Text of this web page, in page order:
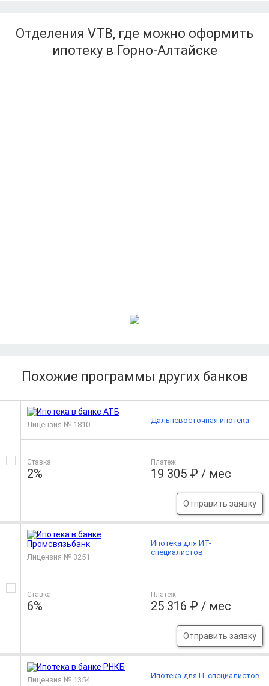
Отделения VTB, где можно оформить
ипотеку в Горно-Алтайске
Похожие программы других банков
Лицензия № 1810
Ставка
2%
Платеж
19 305 ₽ / мес
Отправить заявку
Дальневосточная ипотека
Лицензия № 3251
Ставка
6%
Платеж
25 316 ₽ / мес
Отправить заявку
Ипотека для ИТ-
специалистов
Лицензия № 1354 Ипотека для IT-специалистов